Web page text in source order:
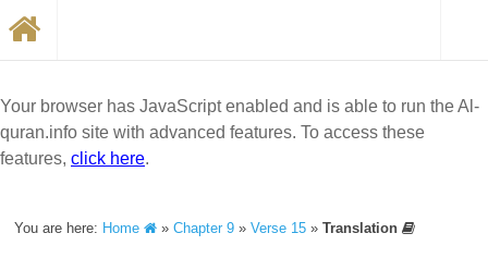
Your browser has JavaScript enabled and is able to run the Al-
quran.info site with advanced features. To access these
features, click here.
You are here: Home »Chapter 9 »Verse 15 »Translation